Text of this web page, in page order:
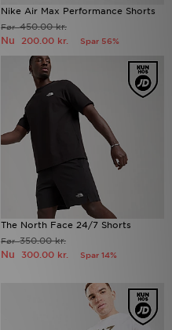
Nike Air Max Performance Shorts
Før450.00 kr.
Nu 200.00 kr. Spar 56%
The North Face 24/7 Shorts
Før350.00 kr.
Nu 300.00 kr. Spar 14%